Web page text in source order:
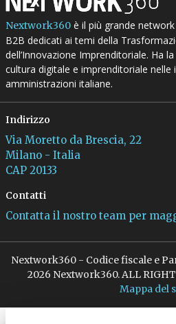
Nextwork360è il più grande
B2B dedicati ai temi della
dell’Innovazione Imprenditoriale. Ha
cultura digitale e imprenditoriale nelle
amministrazioni italiane.
Indirizzo
Via Moretto da Brescia, 22
Milano - Italia
CAP 20133
Contatti
Contatta il nostro team per
Nextwork360 - Codice fiscale e
2026 Nextwork360. ALL
Mappa del